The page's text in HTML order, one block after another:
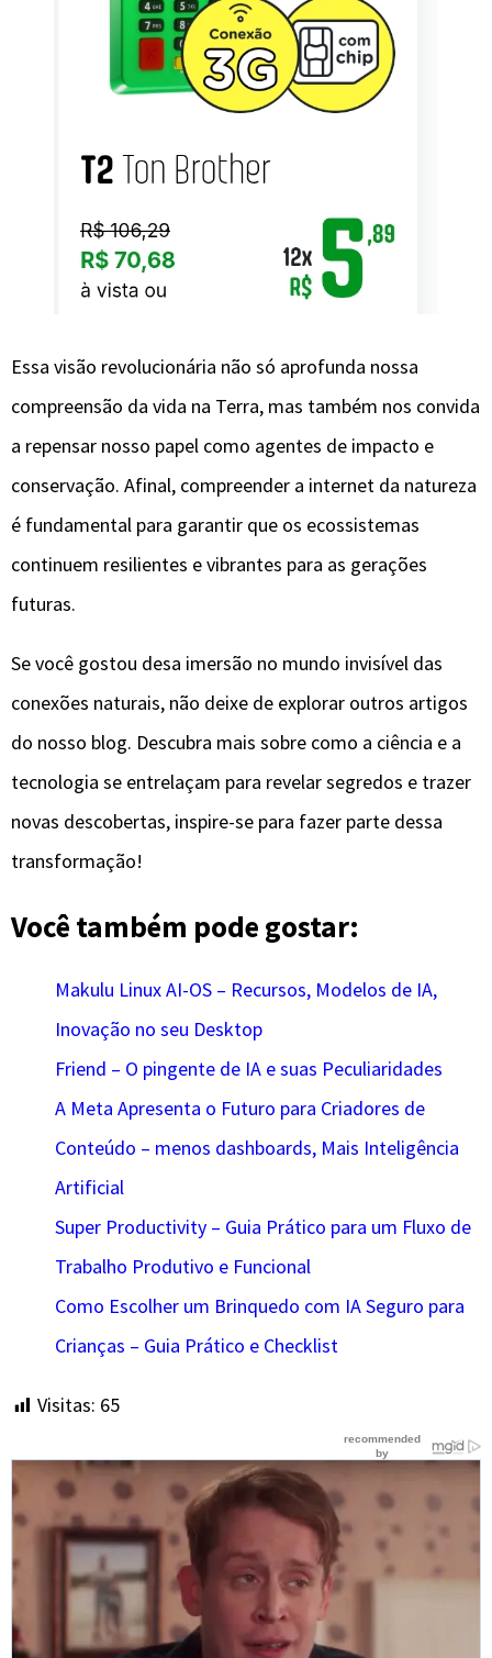
Essa visão revolucionária não só aprofunda nossa
compreensão da vida na Terra, mas também nos convida
a repensar nosso papel como agentes de impacto e
conservação. Afinal, compreender a internet da natureza
é fundamental para garantir que os ecossistemas
continuem resilientes e vibrantes para as gerações
futuras.
Se você gostou desa imersão no mundo invisível das
conexões naturais, não deixe de explorar outros artigos
do nosso blog. Descubra mais sobre como a ciência e a
tecnologia se entrelaçam para revelar segredos e trazer
novas descobertas, inspire-se para fazer parte dessa
transformação!
Você também pode gostar:
Makulu Linux AI-OS – Recursos, Modelos de IA,
Inovação no seu Desktop
Friend – O pingente de IA e suas Peculiaridades
A Meta Apresenta o Futuro para Criadores de
Conteúdo – menos dashboards, Mais Inteligência
Artificial
Super Productivity – Guia Prático para um Fluxo de
Trabalho Produtivo e Funcional
Como Escolher um Brinquedo com IA Seguro para
Crianças – Guia Prático e Checklist
Visitas: 65